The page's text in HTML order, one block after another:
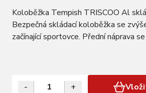
Koloběžka Tempish TRISCOO Al
Bezpečná skládací koloběžka se
začínající sportovce. Přední náprava
na stranu. Koloběžka má omezení
vytočení. Vhodné pro děti od 3 let.…
- +